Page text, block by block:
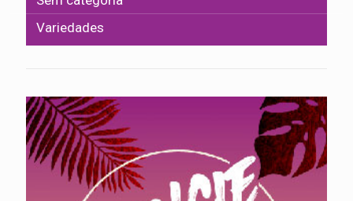
Variedades